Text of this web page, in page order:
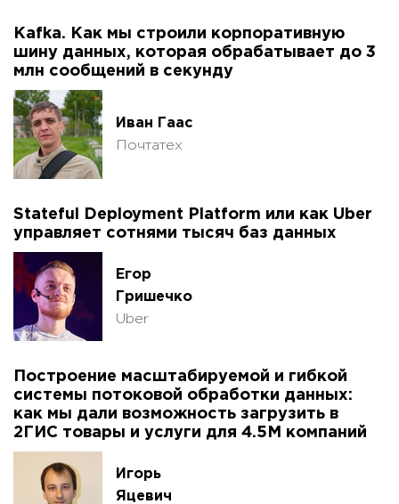
Kafka. Как мы строили корпоративную
шину данных, которая обрабатывает до 3
млн сообщений в секунду
Иван Гаас
Почтатех
Stateful Deployment Platform или как Uber
управляет сотнями тысяч баз данных
Егор
Гришечко
Uber
Построение масштабируемой и гибкой
системы потоковой обработки данных:
как мы дали возможность загрузить в
2ГИС товары и услуги для 4.5М компаний
Игорь
Яцевич